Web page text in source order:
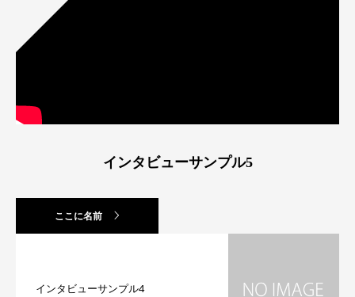
インタビューサンプル5
ここに名前
インタビューサンプル4